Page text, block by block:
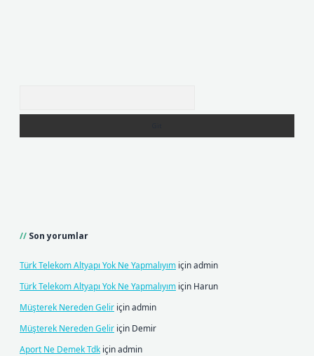
Son yorumlar
Türk Telekom Altyapı Yok Ne Yapmalıyım içinadmin
Türk Telekom Altyapı Yok Ne Yapmalıyım için Harun
Müşterek Nereden Gelir içinadmin
Müşterek Nereden Gelir için Demir
Aport Ne Demek Tdk içinadmin